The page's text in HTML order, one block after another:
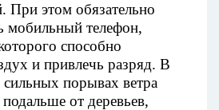
При этом обязательно
мобильный телефон,
способно
и привлечь разряд. В
сильных порывах ветра
от деревьев,